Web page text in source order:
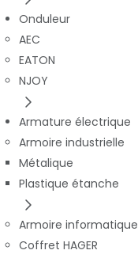
Onduleur
AEC
EATON
NJOY
Armature électrique
Armoire industrielle
Métalique
Plastique étanche
Armoire informatique
Coffret HAGER